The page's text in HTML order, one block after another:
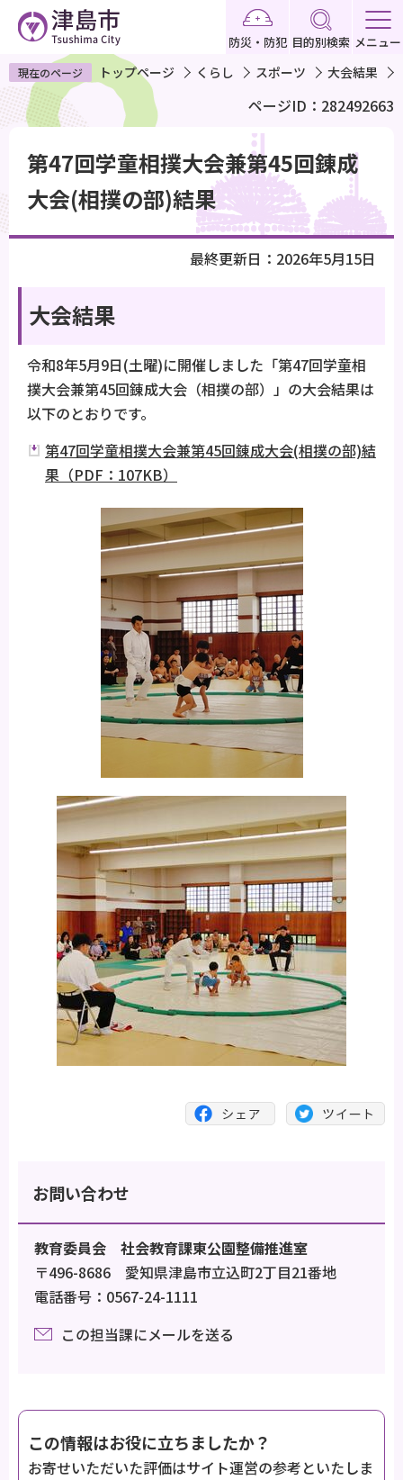
ペ
ー
ジ
で
す
防災・防犯 目的別検索 メニュー
現在のページ トップページ くらし スポーツ 大会結果
ページID：282492663
か
第47回学童相撲大会兼第45回錬成
大会(相撲の部)結果
最終更新日：2026年5月15日
大会結果
令和8年5月9日(土曜)に開催しました「第47回学童相
撲大会兼第45回錬成大会（相撲の部）」の大会結果は
以下のとおりです。
第47回学童相撲大会兼第45回錬成大会(相撲の部)結
果（PDF：107KB）
お問い合わせ
教育委員会 社会教育課東公園整備推進室
〒496-8686 愛知県津島市立込町2丁目21番地
電話番号：0567-24-1111
この担当課にメールを送る
この情報はお役に立ちましたか？
お寄せいただいた評価はサイト運営の参考といたしま